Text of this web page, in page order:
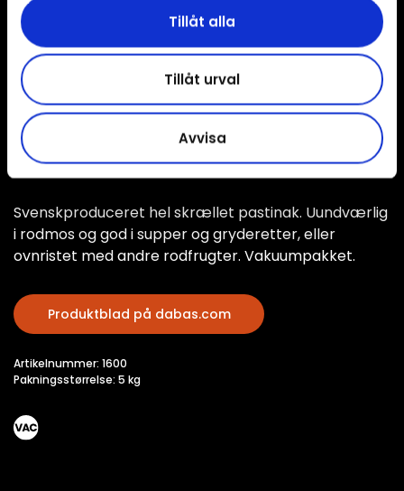
Tillåt alla
Tillåt urval
Avvisa
Svenskproduceret hel skrællet pastinak. Uundværlig
i rodmos og god i supper og gryderetter, eller
ovnristet med andre rodfrugter. Vakuumpakket.
Produktblad på dabas.com
Artikelnummer: 1600
Pakningsstørrelse: 5 kg